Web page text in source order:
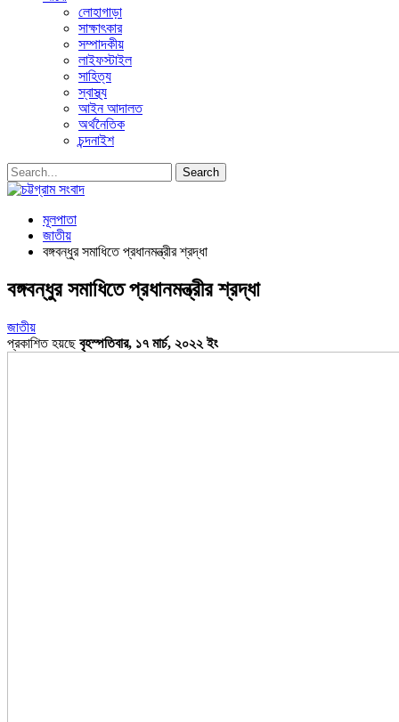
লোহাগাড়া
সাক্ষাৎকার
সম্পাদকীয়
লাইফস্টাইল
সাহিত্য
স্বাস্থ্য
আইন আদালত
অর্থনৈতিক
চন্দনাইশ
মূলপাতা
জাতীয়
বঙ্গবন্ধুর সমাধিতে প্রধানমন্ত্রীর শ্রদ্ধা
বঙ্গবন্ধুর সমাধিতে প্রধানমন্ত্রীর শ্রদ্ধা
জাতীয়
প্রকাশিত হয়ছেবৃহস্পতিবার, ১৭ মার্চ, ২০২২ ইং